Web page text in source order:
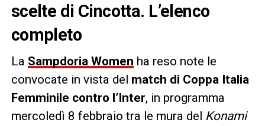
scelte di Cincotta. L’elenco
completo
La Sampdoria Women ha reso note le
convocate in vista del match di Coppa Italia
Femminile contro l’Inter, in programma
mercoledì 8 febbraio tra le mura del Konami